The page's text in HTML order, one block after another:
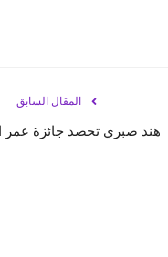
المقال السابق
هند صبري تحصد جائزة عمر